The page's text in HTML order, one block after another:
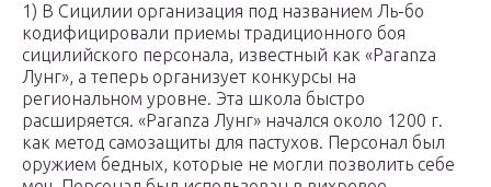
1) В Сицилии организация под названием Ль-бо
кодифицировали приемы традиционного боя
сицилийского персонала, известный как «Paranza
Лунг», а теперь организует конкурсы на
региональном уровне. Эта школа быстро
расширяется. «Paranza Лунг» начался около 1200 г.
как метод самозащиты для пастухов. Персонал был
оружием бедных, которые не могли позволить себе